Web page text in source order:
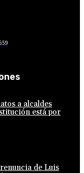
a alcaldes
está por
de Luis